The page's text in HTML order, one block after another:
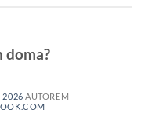
doma?
2026 AUTOREM